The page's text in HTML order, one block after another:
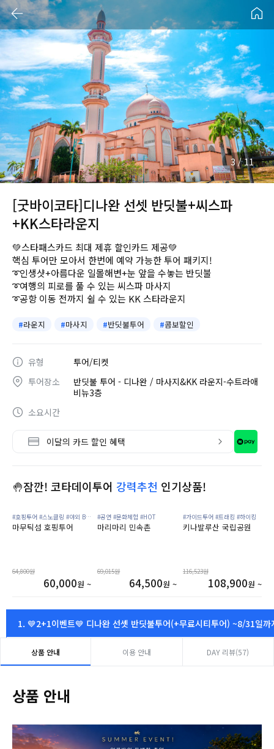
4/11
[굿바이코타]디나완 선셋 반딧불+씨스파
+KK스타라운지
💚스타패스카드 최대 제휴 할인카드 제공💚
핵심 투어만 모아서 한번에 예약 가능한 투어 패키지!
➰인생샷+아름다운 일몰해변+눈 앞을 수놓는 반딧불
➰여행의 피로를 풀 수 있는 씨스파 마사지
➰공항 이동 전까지 쉴 수 있는 KK 스타라운지
#라운지 #마사지 #반딧불투어 #콤보할인
유형
투어/티켓
투어장소
반딧불 투어 - 디나완 / 마사지&KK 라운지-수트라애
비뉴3층
소요시간
이달의 카드 할인 혜택
🤚잠깐! 코타데이투어 강력추천 인기상품!
#호핑투어 #스노클링 #야외 BBQ
마무틱섬 호핑투어
64,800원
60,000원 ~
#공연 #문화체험 #HOT
마리마리 민속촌
69,015원
64,500원 ~
#가이드투어 #트래킹 #하이킹
키나발루산 국립공원
116,523원
108,900원 ~
1. 💙2+1이벤트💙 디나완 선셋 반딧불투어(+무료시티투어) ~8/31일까
상품 안내 이용 안내 DAY 리뷰(57)
상품 안내